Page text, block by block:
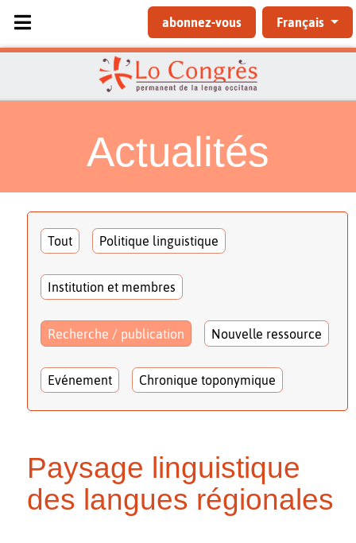
Sélectionnez votre langue
abonnez-vous Français
Actualités
Tout Politique linguistique
Institution et membres
Recherche / publication Nouvelle ressource
Evénement Chronique toponymique
Paysage linguistique
des langues régionales